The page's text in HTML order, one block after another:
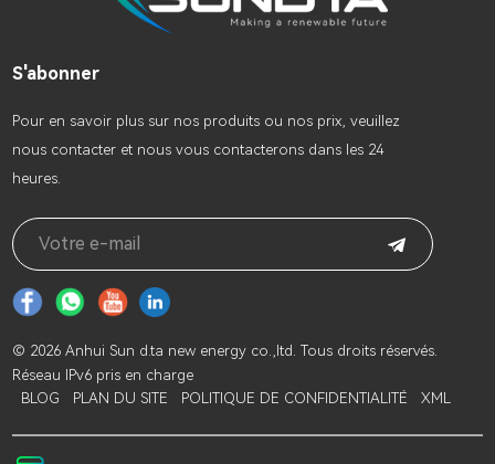
S'abonner
Pour en savoir plus sur nos produits ou nos prix, veuillez
nous contacter et nous vous contacterons dans les 24
heures.
© 2026 Anhui Sun d.ta new energy co.,ltd. Tous droits réservés.
Réseau IPv6 pris en charge
BLOG
PLAN DU SITE POLITIQUE DE CONFIDENTIALITÉ XML